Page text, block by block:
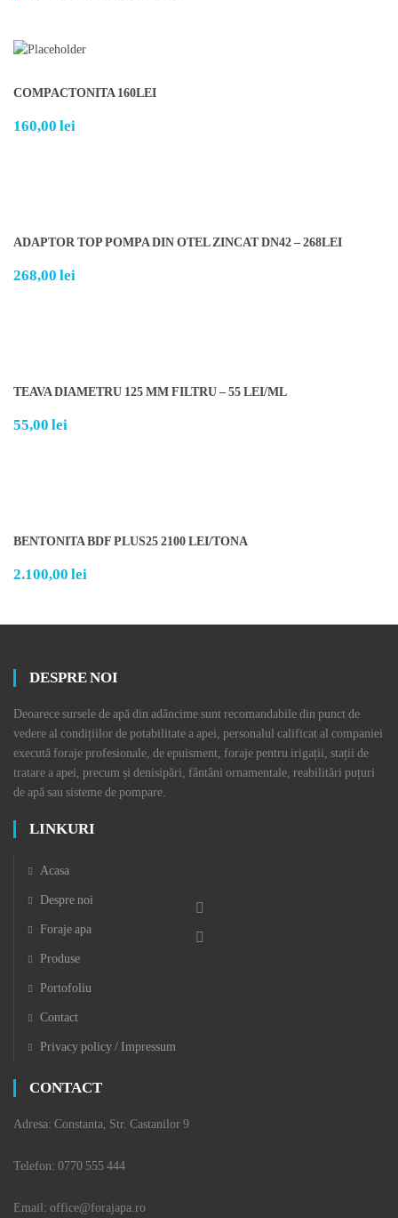
COMPACTONITA 160LEI
160,00 lei
ADAPTOR TOP POMPA DIN OTEL ZINCAT DN42 – 268LEI
268,00 lei
TEAVA DIAMETRU 125 MM FILTRU – 55 LEI/ML
55,00 lei
BENTONITA BDF PLUS25 2100 LEI/TONA
2.100,00 lei
DESPRE NOI
Deoarece sursele de apă din adâncime sunt recomandabile din punct de
vedere al condițiilor de potabilitate a apei, personalul calificat al companiei
execută foraje profesionale, de epuisment, foraje pentru irigații, stații de
tratare a apei, precum și denisipări, fântâni ornamentale, reabilitări puțuri
de apă sau sisteme de pompare.
LINKURI
Acasa
Despre noi
Foraje apa
Produse
Portofoliu
Contact
Privacy policy / Impressum
CONTACT
Adresa: Constanta, Str. Castanilor 9
Telefon: 0770 555 444
Email: office@forajapa.ro